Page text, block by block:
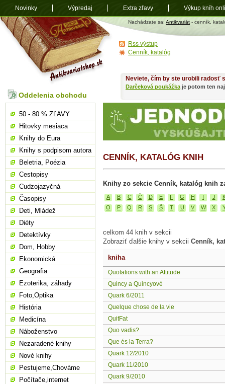
Antikvariát
shop.sk
Nachádzate sa: Antikvariát - cenník,
CENNÍK, KATALÓG KNIH
Knihy zo sekcie Cenník, katalóg knih
A B C Č D E F G H J
O
P Q R S Š T U V W X
celkom 44 knih v sekcii
Zobraziť ďalšie knihy v sekcii Cenník,
kniha
Quotations with an Attitude
Quincy a Quincyové
Quark 6/2011
Quelque chose de la vie
QuitFat
Quo vadis?
Que és la Terra?
Quark 12/2010
Quark 11/2010
Quark 9/2010
Neviete, čím by ste urobili radosť
Darčeková poukážka je potom ten
Oddelenia obchodu
50 - 80 % ZĽAVY
Hitovky mesiaca
Knihy do Eura
Knihy s podpisom autora
Beletria, Poézia
Cestopisy
Cudzojazyčná
Časopisy
Deti, Mládež
Diéty
Detektívky
Dom, Hobby
Ekonomická
Geografia
Ezoterika, záhady
Foto,Optika
História
Medicína
Náboženstvo
Nezaradené knihy
Nové knihy
Pestujeme,Chováme
Počítače,internet
Rss výstup
Cenník, katalóg
Novinky Výpredaj Extra zľavy Výkup kníh